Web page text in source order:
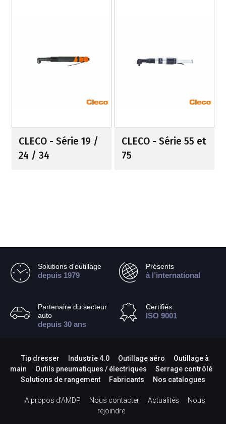
CLECO - Série 19 /
24 / 34
CLECO - Série 55 et
75
Solutions d’outillage
depuis 1979
Présents
à l’international
Partenaire du secteur
auto
depuis 30 ans
Certifiés
ISO 9001
Tip dresser Industrie 4.0 Outillage aéro
Outillage à
main
Outils pneumatiques / électriques
Serrage contrôlé
Solutions de rangement
Fabricants Nos catalogues
A propos d’AMDP Nous contacter Actualités
Nous
rejoindre